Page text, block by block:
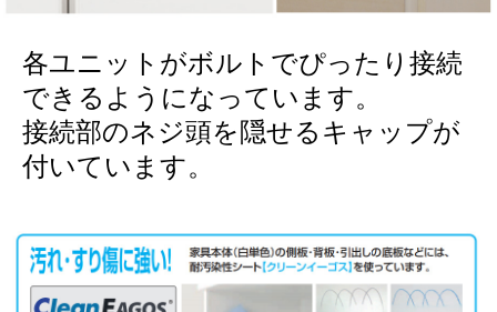
各ユニットがボルトでぴったり接続
できるようになっています。
接続部のネジ頭を隠せるキャップが
付いています。